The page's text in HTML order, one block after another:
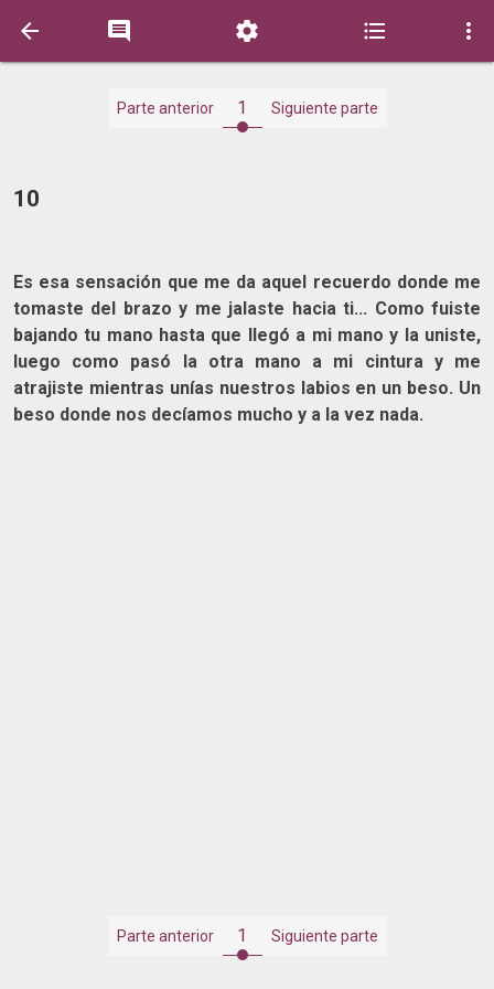
    
Parte anterior 1 Siguiente parte
10
Es esa sensación que me da aquel recuerdo donde me
tomaste del brazo y me jalaste hacia ti... Como fuiste
bajando tu mano hasta que llegó a mi mano y la uniste,
luego como pasó la otra mano a mi cintura y me
atrajiste mientras unías nuestros labios en un beso. Un
beso donde nos decíamos mucho y a la vez nada.
Parte anterior 1 Siguiente parte